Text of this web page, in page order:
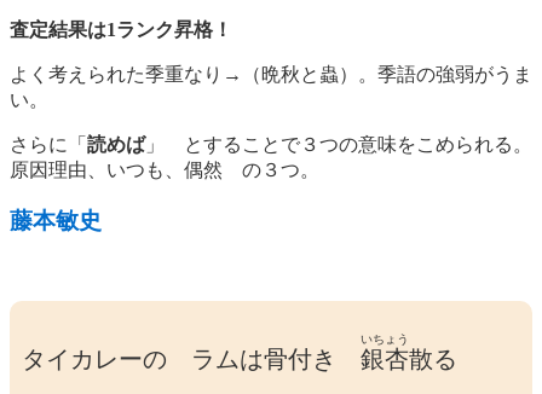
査定結果は1ランク昇格！
よく考えられた季重なり→（晩秋と蟲）。季語の強弱がうま
い。
さらに「 読めば」 とすることで３つの意味をこめられる。
原因理由、いつも、偶然 の３つ。
藤本敏史
タイカレーの ラムは骨付き 銀杏
いちょう
散る